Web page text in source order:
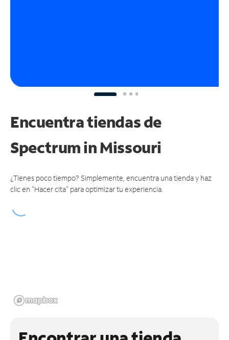
Encuentra tiendas de
Spectrumin Missouri
¿Tienes poco tiempo? Simplemente, encuentra una tienda y haz
clic en "Hacer cita" para optimizar tu experiencia.